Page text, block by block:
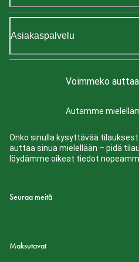
Asiakaspalvelu
Voimmeko
Autamme
Onko sinulla kysyttävää
auttaa sinua mielellään – pidä
löydämme oikeat tiedot
Seuraa meitä
Maksutavat